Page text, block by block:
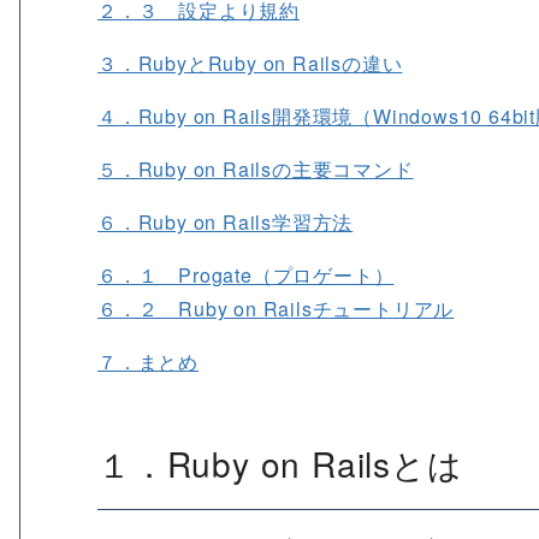
２．３ 設定より規約
３．RubyとRuby on Railsの違い
４．Ruby on Rails開発環境（Windows10
５．Ruby on Railsの主要コマンド
６．Ruby on Rails学習方法
６．１ Progate（プロゲート）
６．２ Ruby on Railsチュートリアル
７．まとめ
１．Ruby on Railsとは